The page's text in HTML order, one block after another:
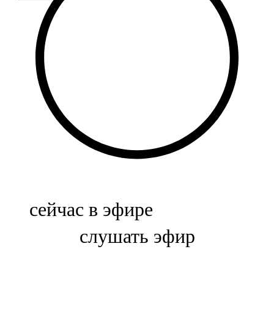
107,1 FM
Балык бистәсе
104,9 FM
Баулы
107,5 FM
Биләр
Болгар
сейчас в эфире
слушать эфир